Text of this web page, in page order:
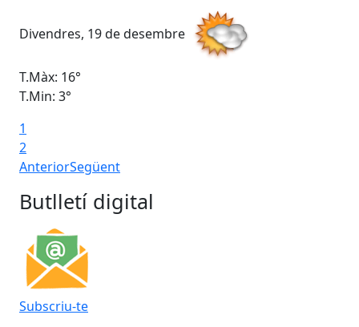
Divendres, 19 de desembre
T.Màx: 16°
T.Min: 3°
1
2
AnteriorSegüent
Butlletí digital
Subscriu-te